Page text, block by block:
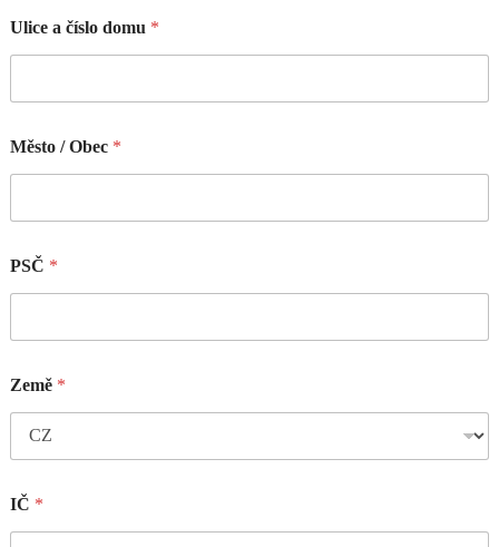
Ulice a číslo domu *
Město / Obec *
PSČ *
Země *
IČ *